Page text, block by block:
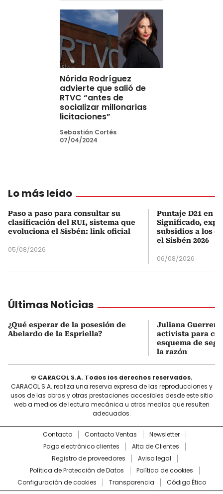
Nórida Rodríguez
advierte que salió de
RTVC “antes de
socializar millonarias
licitaciones”
Sebastián Cortés
07/04/2024
Lo más leído
Paso a paso para consultar su
clasificación del RUI, sistema que
evoluciona el Sisbén: link oficial
05/08/2026
Puntaje D21 en
Significado,
subsidios a los
el Sisbén 2026
06/08/2026
Últimas Noticias
¿Qué esperar de la posesión de
Abelardo de la Espriella?
Juliana Guerrero
activista para
esquema de
la razón
© CARACOL S.A. Todos los derechos reservados.
CARACOL S.A. realiza una reserva expresa de las reproducciones y
usos de las obras y otras prestaciones accesibles desde este sitio
web a medios de lectura mecánica u otros medios que resulten
adecuados.
Contacto Contacto Ventas
Newsletter
Pago electrónico clientes
Alta de Clientes
Registro de proveedores
Aviso legal
Política de Protección de Datos
Política de cookies
Configuración de cookies
Transparencia Código Ético